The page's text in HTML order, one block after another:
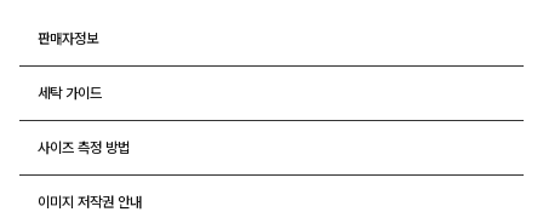
판매자정보
세탁 가이드
사이즈 측정 방법
이미지 저작권 안내